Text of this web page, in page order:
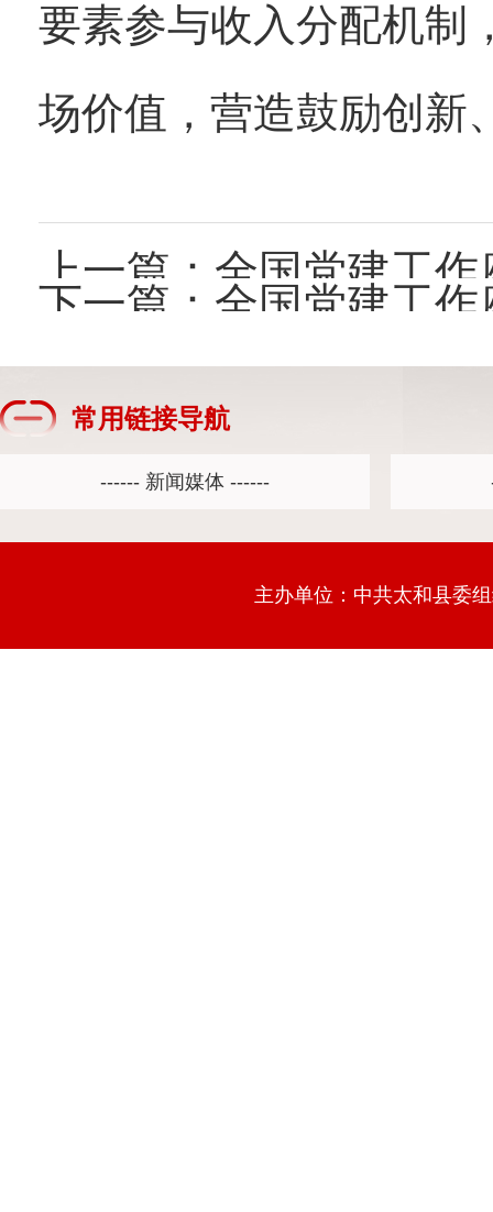
要素参与收入分配机制
场价值，营造鼓励创新
上一篇： 全国党建工
下一篇： 全国党建工作座
常用链接导航
主办单位：中共太和县委